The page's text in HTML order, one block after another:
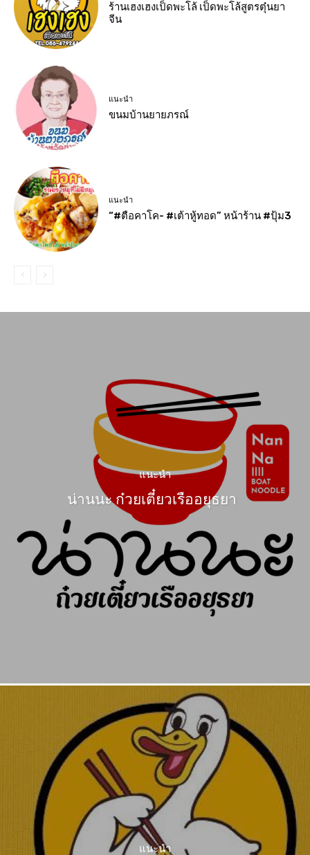
ร้านเฮงเฮงเป็ดพะโล้ เป็ดพะโล้สูตรตุ๋นยา
จีน
แนะนำ
ขนมบ้านยายภรณ์
แนะนำ
“#ตือคาโค- #เต้าหู้ทอด” หน้าร้าน #ปุ้ม3
แนะนำ
น่านนะ ก๋วยเตี๋ยวเรืออยุธยา
แนะนำ